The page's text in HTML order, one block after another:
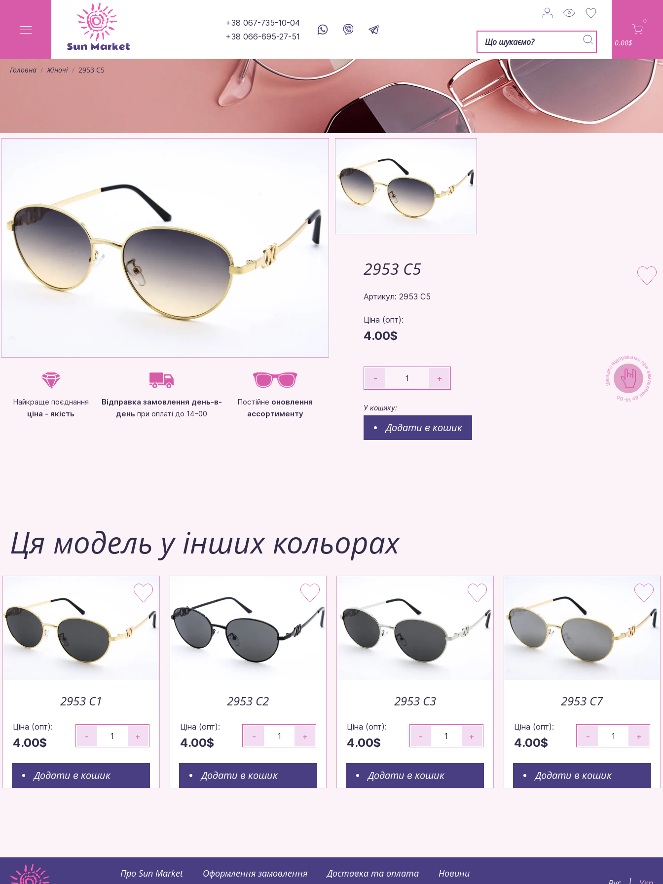
+38 067-735-10-04
+38 066-695-27-51
0
0.00$
Головна Жіночі 2953 C5
Найкраще поєднання
ціна - якість
Відправка замовлення день-в-
день при оплаті до 14-00
Постійне оновлення
ассортименту
2953 C5
Артикул: 2953 C5
Ціна (опт):
4.00$
- +
У кошику:
Додати в кошик
Швидко відправимо при замовленні до 14-00
Ця модель у інших кольорах
2953 C1
Ціна (опт):
4.00$ - +
Додати в кошик
2953 C2
Ціна (опт):
4.00$ - +
Додати в кошик
2953 C3
Ціна (опт):
4.00$ - +
Додати в кошик
2953 C7
Ціна (опт):
4.00$ - +
Додати в кошик
Про Sun Market Оформлення замовлення Доставка та оплата
Новини